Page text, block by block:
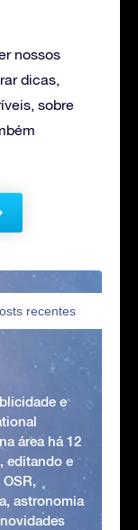
nossos
dicas,
sobre
recentes
e
área há 12
editando e
astronomia